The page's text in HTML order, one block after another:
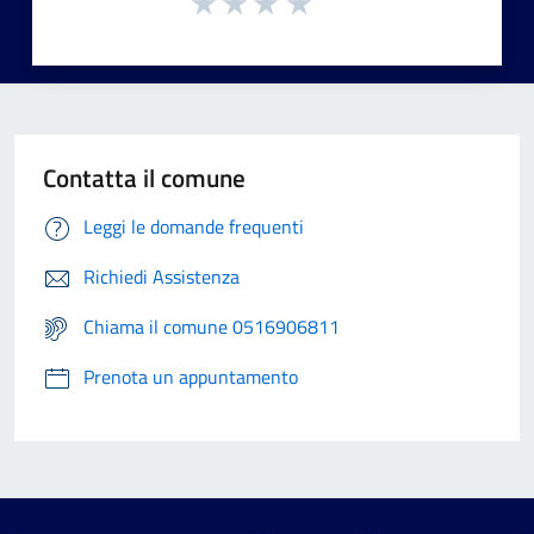
Contatta il comune
Leggi le domande frequenti
Richiedi Assistenza
Chiama il comune 0516906811
Prenota un appuntamento